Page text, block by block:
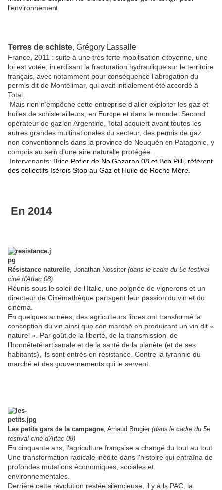
l'environnement
Terres de schiste, Grégory Lassalle
France, 2011 : suite à une très forte mobilisation citoyenne, une
loi est votée, interdisant la fracturation hydraulique sur le territoire
français, avec notamment pour conséquence l’abrogation du
permis dit de Montélimar, qui avait initialement été accordé à
Total.
Mais rien n’empêche cette entreprise d’aller exploiter les gaz et
huiles de schiste ailleurs, en Europe et dans le monde. Second
opérateur de gaz en Argentine, Total acquiert avant toutes les
autres grandes multinationales du secteur, des permis de gaz
non conventionnels dans la province de Neuquén en Patagonie, y
compris au sein d’une aire naturelle protégée.
Intervenants: Brice Potier de No Gazaran 08 et Bob Pilli, référent
des collectifs Isérois Stop au Gaz et Huile de Roche Mére.
En 2014
Résistance naturelle , Jonathan Nossiter (dans le cadre du 5e festival
ciné d'Attac 08)
Réunis sous le soleil de l’Italie, une poignée de vignerons et un
directeur de Cinémathèque partagent leur passion du vin et du
cinéma.
En quelques années, des agriculteurs libres ont transformé la
conception du vin ainsi que son marché en produisant un vin dit «
naturel ». Par goût de la liberté, de la transmission, de
l’honnêteté artisanale et de la santé de la planète (et de ses
habitants), ils sont entrés en résistance. Contre la tyrannie du
marché et des gouvernements qui le servent.
Les petits gars de la campagne , Arnaud Brugier (dans le cadre du 5e
festival ciné d'Attac 08)
En cinquante ans, l'agriculture française a changé du tout au tout.
Une transformation radicale inédite dans l'histoire qui entraîna de
profondes mutations économiques, sociales et
environnementales.
Derrière cette révolution restée silencieuse, il y a la PAC, la